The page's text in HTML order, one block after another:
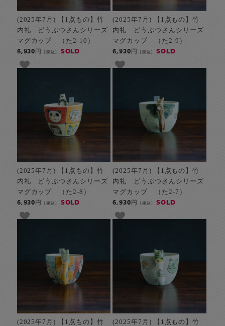
(2025年7月) 【1点もの】竹
内礼 どうぶつさんシリーズ
マグカップ （た2-10）
6,930円[税込] SOLD
(2025年7月) 【1点もの】竹
内礼 どうぶつさんシリーズ
マグカップ （た2-9）
6,930円 [税込] SOLD
(2025年7月) 【1点もの】竹
内礼 どうぶつさんシリーズ
マグカップ （た2-8）
6,930円[税込] SOLD
(2025年7月) 【1点もの】竹
内礼 どうぶつさんシリーズ
マグカップ （た2-7）
6,930円 [税込] SOLD
(2025年7月) 【1点もの】竹
(2025年7月) 【1点もの】竹